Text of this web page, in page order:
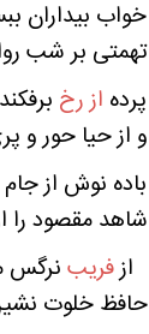
خواب بیداران
تهمتی بر شب
پرده از رخ
و ازحیا حور و
باده نوش ازجام
شاهد مقصود را
ازفریب نرگس
حافظ خلوت